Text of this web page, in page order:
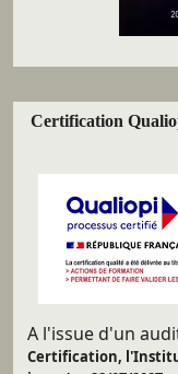
Certification
A l'issue d'un
Certification,